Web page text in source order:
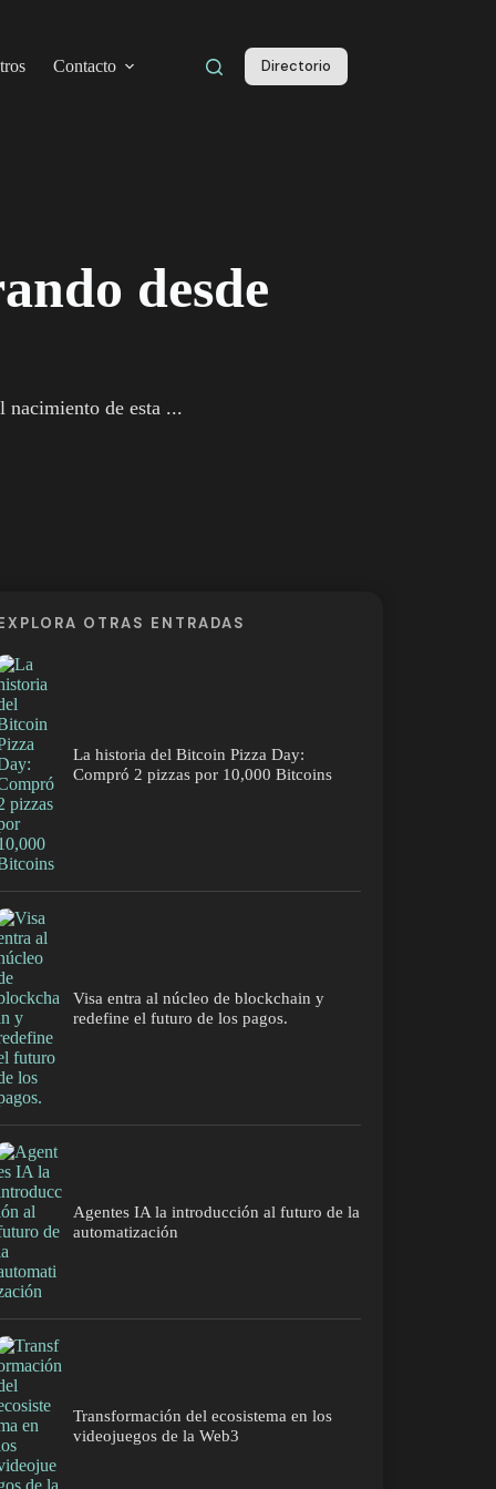
Contacto Directorio
desde
nacimiento de esta ...
OTRAS ENTRADAS
La historia del Bitcoin Pizza Day:
Compró 2 pizzas por 10,000 Bitcoins
Visa entra al núcleo de blockchain y
redefine el futuro de los pagos.
Agentes IA la introducción al futuro de la
automatización
Transformación del ecosistema en los
videojuegos de la Web3